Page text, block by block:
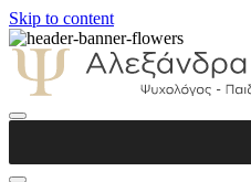
Skip to content
Παιδοψυχολόγος